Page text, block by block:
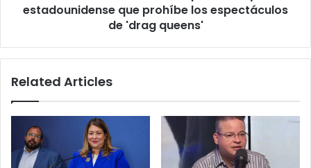
espectáculos
queens'
estadounidense que prohíbe los espectáculos
de 'drag queens'
Related Articles